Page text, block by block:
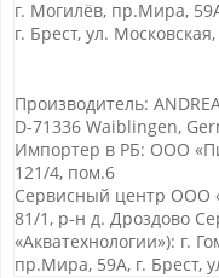
г. Могилёв, пр.Мира,
г. Брест, ул.
Производитель:
D-71336 Waiblingen,
Импортер в РБ: ООО
121/4, пом.6
Сервисный центр ООО
81/1, р-н д. Дроздово
«Акватехнологии»): г.
пр.Мира, 59А, г. Брест,